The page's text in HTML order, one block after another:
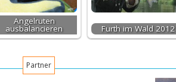
Angelruten
ausbalancieren Furth im Wald 2012
Partner